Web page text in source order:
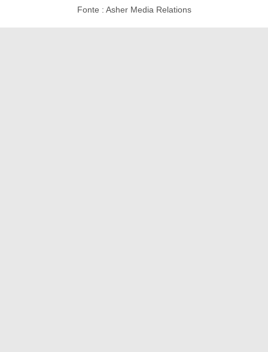
Fonte : Asher Media Relations